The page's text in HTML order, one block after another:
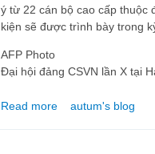
ý từ 22 cán bộ cao cấp thuộc
kiện sẽ được trình bày trong
AFP Photo
Đại hội đảng CSVN lần X tại
Read more about Góp ý với Đảng
autum's blog